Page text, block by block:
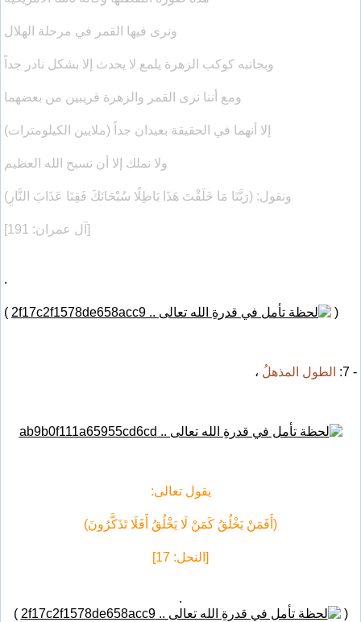
ونرى فيها القمر في مرحلة الهلال
وبجانبه كوكب الزهرة يلمع لا يحدث إلا بشكل نادر جداً
ومع أننا نرى القمر والزهرة قريبين من بعضهما
إلا أنهما في الحقيقة بعيدان جداً (ملايين الكيلومترات)
ولا نملك إلا أن نسبح الله العظيم
ونقول: (رَبَّنَا مَا خَلَقْتَ هَذَا بَاطِلًا سُبْحَانَكَ فَقِنَا عَذَابَ النَّارِ)
[آل عمران: 191]
.
(
)
- 7: الطول المذهلُ ،
يقول تعالى:
(أَفَمَنْ يَخْلُقُ كَمَنْ لَا يَخْلُقُ أَفَلَا تَذَكَّرُونَ)
[النحل: 17]
.
(
)